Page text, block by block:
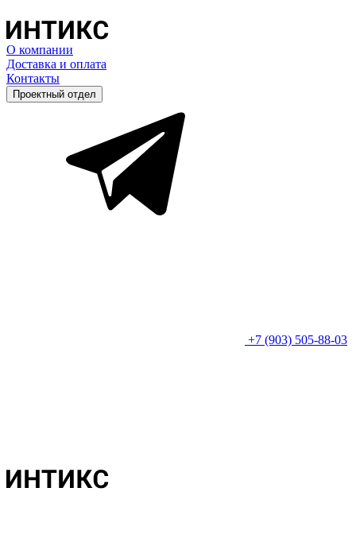
О компании
Доставка и оплата
Контакты
Проектный отдел
+7 (903) 505-88-03